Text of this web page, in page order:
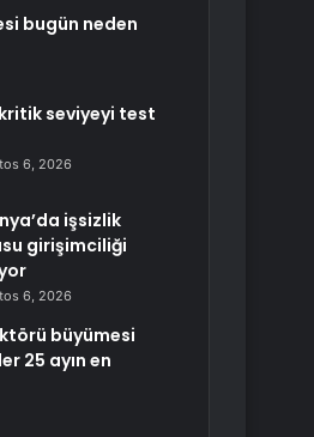
bugün neden
seviyeyi test
6, 2026
işsizlik
girişimciliği
6, 2026
büyümesi
25 ayın en